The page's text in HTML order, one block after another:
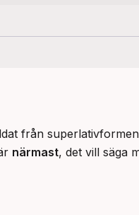
från
närmast, det vill säga